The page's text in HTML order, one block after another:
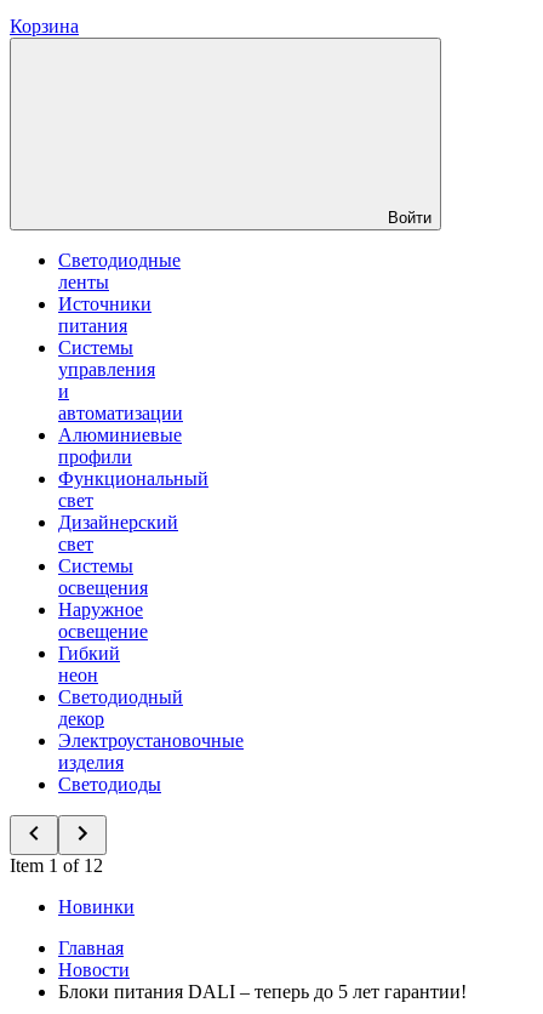
Корзина
Войти
Светодиодные
ленты
Источники
питания
Системы
управления
и
автоматизации
Алюминиевые
профили
Функциональный
свет
Дизайнерский
свет
Системы
освещения
Наружное
освещение
Гибкий
неон
Светодиодный
декор
Электроустановочные
изделия
Светодиоды
Item 1 of 12
Новинки
Главная
Новости
Блоки питания DALI – теперь до 5 лет гарантии!